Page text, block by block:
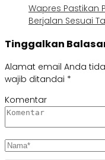
Wapres Pastikan
Berjalan Sesuai
Tinggalkan
Alamat email Anda
wajib ditandai *
Komentar